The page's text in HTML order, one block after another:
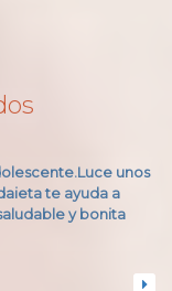
unos
te ayuda a
y bonita